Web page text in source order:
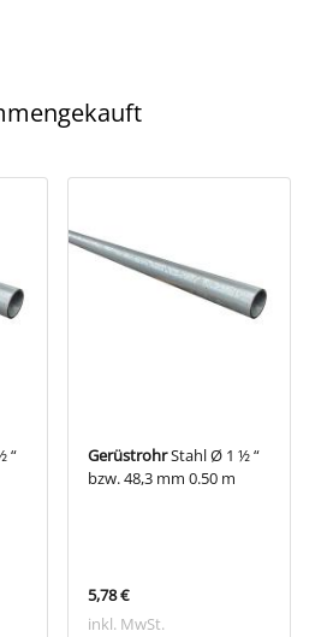
“
GerüstrohrStahl Ø 1 ½ “
bzw. 48,3 mm 0.50 m
5,78 €
inkl. MwSt.